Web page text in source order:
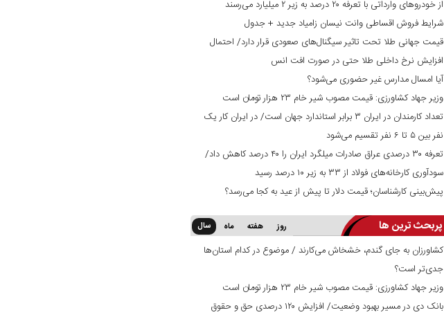
از خودرو‌های وارداتی با تعرفه ۲۰ درصد به زیر ۲ میلیارد می‌رسند
شرایط فروش اقساطی وانت نیسان زامیاد جدید + جدول
قیمت جهانی طلا تحت تاثیر سیگنال‌های صعودی قرار دارد/ احتمال
افزایش نرخ داخلی طلا حتی در صورت افت انس
آیا امسال مدارس غیر حضوری می‌شود؟
وزیر جهاد کشاورزی: قیمت مصوب شیر خام ۲۳ هزار تومان است
تعداد کارمندان در ایران ۳ برابر استاندارد جهان است/ در ایران کار یک
نفر بین ۵ تا ۶ نفر تقسیم می‌شود
تعرفه ۳۰ درصدی عراق صادرات میلگرد ایران را ۴۰ درصد کاهش داد/
سودآوری کارخانه‌های فولاد از ۳۳ به زیر ۱۰ درصد رسید
پیش‌بینی کارشناسان؛ قیمت دلار تا پیش از عید به کجا می‌رسد؟
پربحث ترین ها روز هفته ماه سال
کشاورزان به جای گندم، خشخاش می‌کارند / موضوع در کدام استان‌ها
جدی‌تر است؟
وزیر جهاد کشاورزی: قیمت مصوب شیر خام ۲۳ هزار تومان است
بانک دی در مسیر بهبود وضعیت/ افزایش ۱۲۰ درصدی حق و حقوق